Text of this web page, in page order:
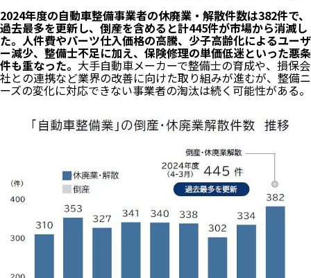
2024年度の自動車整備事業者の休廃業・解散件数は382件で、
過去最多を更新し、倒産を含めると計445件が市場から消滅し
た。人件費やパーツ仕入価格の高騰、少子高齢化によるユーザ
ー減少、整備士不足に加え、保険修理の単価低迷といった悪条
件も重なった。 大手自動車メーカーで整備士の育成や、損保会
社との連携など業界の改善に向けた取り組みが進むが、整備ニ
ーズの変化に対応できない事業者の淘汰は続く可能性がある。